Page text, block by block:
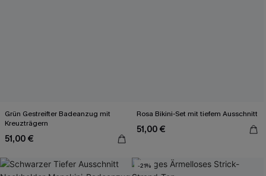
Grün Gestreifter Badeanzug mit
Kreuzträgern
51,00 €
Rosa Bikini-Set mit tiefem Ausschnitt
51,00 €
-21%